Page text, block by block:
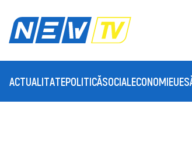
ACTUALITATEPOLITICĂSOCIAL ECONOMIEUE